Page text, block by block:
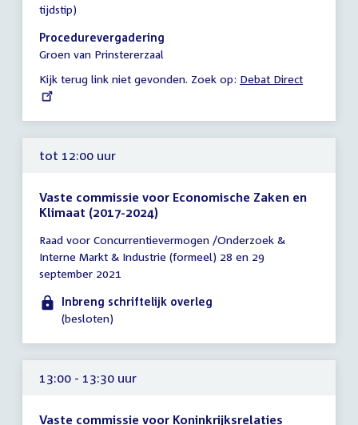
12:00
-
13:00
tijdstip)
Procedurevergadering
Groen van Prinstererzaal
Kijk terug link niet gevonden. Zoek op: External
Debat Direct
tot 12:00 uur
Vaste commissie voor Economische Zaken en
Klimaat (2017-2024)
vergadering
tot
12:00
uur
Raad voor Concurrentievermogen /Onderzoek &
Interne Markt & Industrie (formeel) 28 en 29
september 2021
Inbreng schriftelijk overleg
(besloten)
13:00 - 13:30 uur
Vaste commissie voor Koninkrijksrelaties